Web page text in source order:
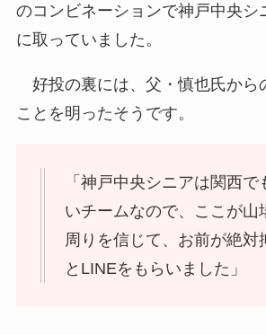
のコンビネーションで神戸中央シ
に取っていました。
好投の裏には、 父・慎也氏から
ことを明ったそうです。
「神戸中央シニアは関西で
いチームなので、ここが山
周りを信じて、お前が絶対
とLINEをもらいました」